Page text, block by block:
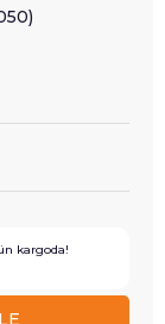
kargoda!